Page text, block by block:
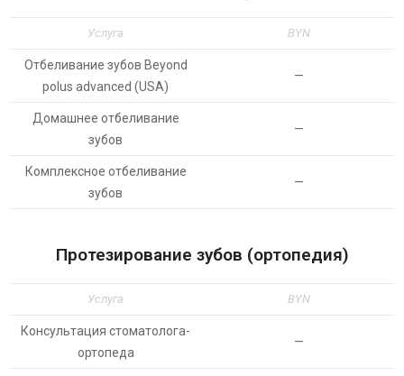
Услуга BYN
Отбеливание зубов Beyond
polus advanced (USA)
—
Домашнее отбеливание
зубов
—
Комплексное отбеливание
зубов
—
Протезирование зубов (ортопедия)
Услуга BYN
Консультация стоматолога-
ортопеда
—